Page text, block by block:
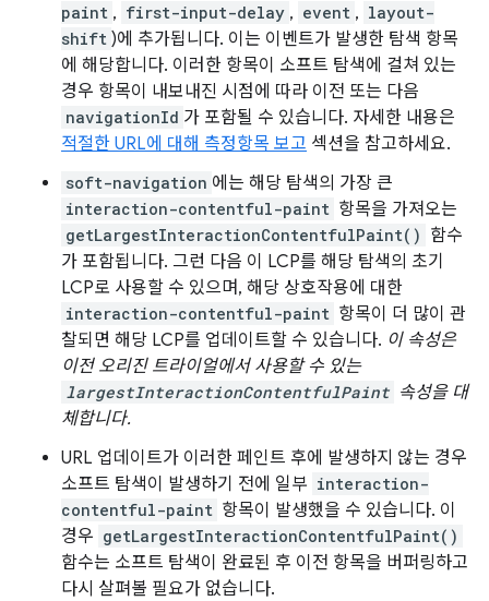
paint , first-input-delay , event , layout-
shift )에 추가됩니다. 이는 이벤트가 발생한 탐색 항목
에 해당합니다. 이러한 항목이 소프트 탐색에 걸쳐 있는
경우 항목이 내보내진 시점에 따라 이전 또는 다음
navigationId 가 포함될 수 있습니다. 자세한 내용은
적절한 URL에 대해 측정항목 보고 섹션을 참고하세요.
soft-navigation 에는 해당 탐색의 가장 큰
interaction-contentful-paint 항목을 가져오는
getLargestInteractionContentfulPaint() 함수
가 포함됩니다. 그런 다음 이 LCP를 해당 탐색의 초기
LCP로 사용할 수 있으며, 해당 상호작용에 대한
interaction-contentful-paint 항목이 더 많이 관
찰되면 해당 LCP를 업데이트할 수 있습니다. 이 속성은
이전 오리진 트라이얼에서 사용할 수 있는
largestInteractionContentfulPaint 속성을 대
체합니다.
URL 업데이트가 이러한 페인트 후에 발생하지 않는 경우
소프트 탐색이 발생하기 전에 일부 interaction-
contentful-paint 항목이 발생했을 수 있습니다. 이
경우 getLargestInteractionContentfulPaint()
함수는 소프트 탐색이 완료된 후 이전 항목을 버퍼링하고
다시 살펴볼 필요가 없습니다.